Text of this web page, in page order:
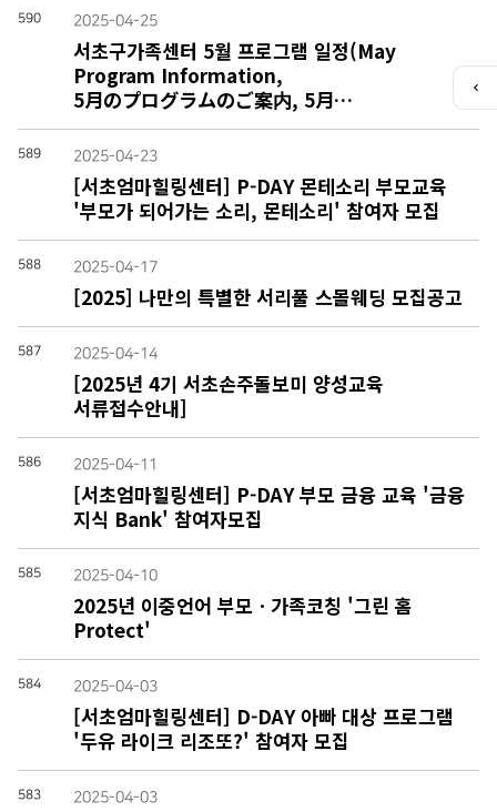
590
서초구가족센터 5월 프로그램 일정(May
Program Information,
5月のプログラムのご案内, 5月…
2025-04-25
589
[서초엄마힐링센터] P-DAY 몬테소리 부모교육
'부모가 되어가는 소리, 몬테소리' 참여자 모집
2025-04-23
588
[2025] 나만의 특별한 서리풀 스몰웨딩 모집공고
2025-04-17
587
[2025년 4기 서초손주돌보미 양성교육
서류접수안내]
2025-04-14
586
[서초엄마힐링센터] P-DAY 부모 금융 교육 '금융
지식 Bank' 참여자모집
2025-04-11
585
2025년 이중언어 부모ㆍ가족코칭 '그린 홈
Protect'
2025-04-10
584
[서초엄마힐링센터] D-DAY 아빠 대상 프로그램
'두유 라이크 리조또?' 참여자 모집
2025-04-03
583 2025-04-03
퀵
메
뉴